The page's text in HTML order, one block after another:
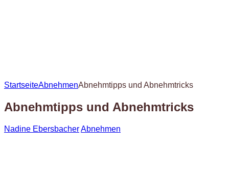
StartseiteAbnehmenAbnehmtipps und Abnehmtricks
Abnehmtipps und Abnehmtricks
Nadine EbersbacherAbnehmen